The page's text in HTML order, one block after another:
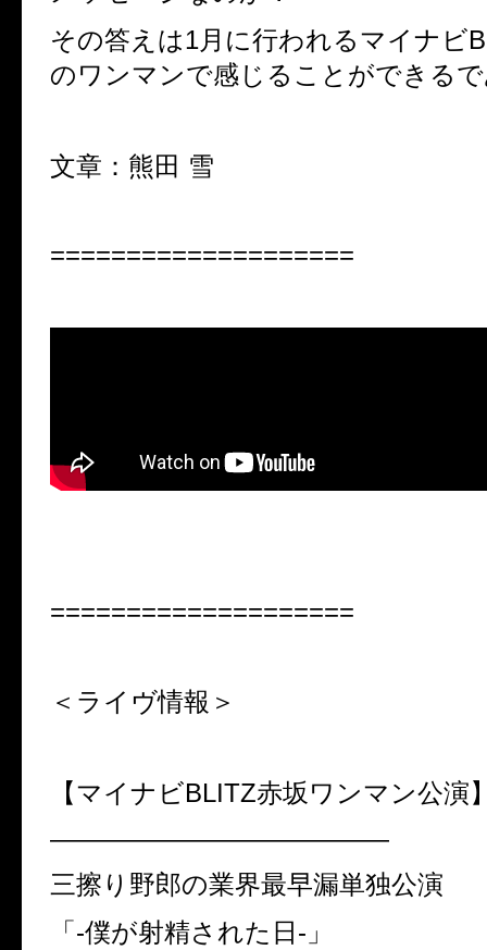
その答えは1月に行われるマイナビ
のワンマンで感じることができる
文章：熊田 雪
====================
====================
＜ライヴ情報＞
【マイナビBLITZ赤坂ワンマン公演
—————————————
三擦り野郎の業界最早漏単独公演
「-僕が射精された日-」